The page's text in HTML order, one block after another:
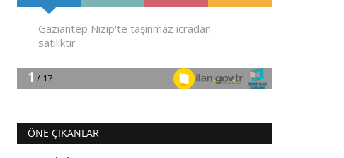
ÖNE ÇIKANLAR